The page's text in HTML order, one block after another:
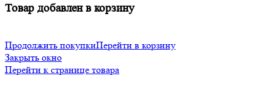
Товар добавлен в корзину
Продолжить покупкиПерейти в корзину
Закрыть окно
Перейти к странице товара